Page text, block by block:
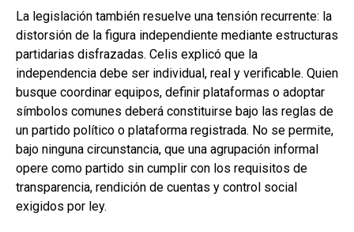
La legislación también resuelve una tensión recurrente: la
distorsión de la figura independiente mediante estructuras
partidarias disfrazadas. Celis explicó que la
independencia debe ser individual, real y verificable. Quien
busque coordinar equipos, definir plataformas o adoptar
símbolos comunes deberá constituirse bajo las reglas de
un partido político o plataforma registrada. No se permite,
bajo ninguna circunstancia, que una agrupación informal
opere como partido sin cumplir con los requisitos de
transparencia, rendición de cuentas y control social
exigidos por ley.